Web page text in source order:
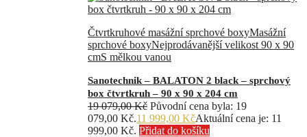
Čtvrtkruhové masážní sprchové boxyMasážní
sprchové boxyNejprodávanější velikost 90 x 90
cmS mělkou vanou
Sanotechnik – BALATON 2 black – sprchový
box čtvrtkruh – 90 x 90 x 204 cm
19 079,00Kč Původní cena byla: 19
079,00 Kč.11 999,00 KčAktuální cena je: 11
999,00 Kč. Přidat do košíku